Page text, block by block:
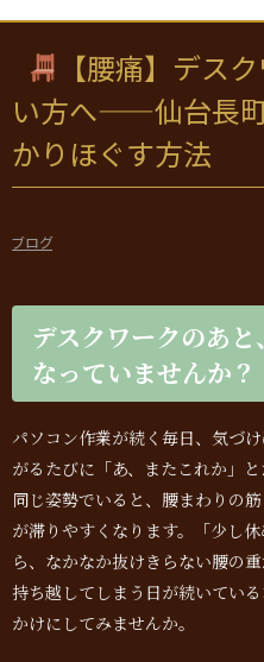
【腰痛】デス
い方へ——仙台長
かりほぐす方法
ブログ
デスクワークのあ
なっていませんか？
パソコン作業が続く毎日、気づ
がるたびに「あ、またこれか」
同じ姿勢でいると、腰まわりの
が滞りやすくなります。「少し
ら、なかなか抜けきらない腰の
持ち越してしまう日が続いてい
かけにしてみませんか。